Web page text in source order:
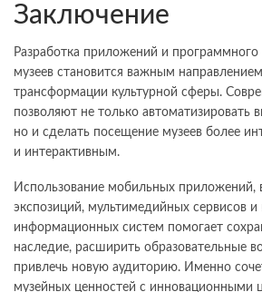
Заключение
Разработка приложений и программного
музеев становится важным
трансформации культурной сферы.
позволяют не только автоматизировать
но и сделать посещение музеев более
и интерактивным.
Использование мобильных приложений,
экспозиций, мультимедийных сервисов и
информационных систем помогает
наследие, расширить образовательные
привлечь новую аудиторию. Именно
музейных ценностей с инновационными